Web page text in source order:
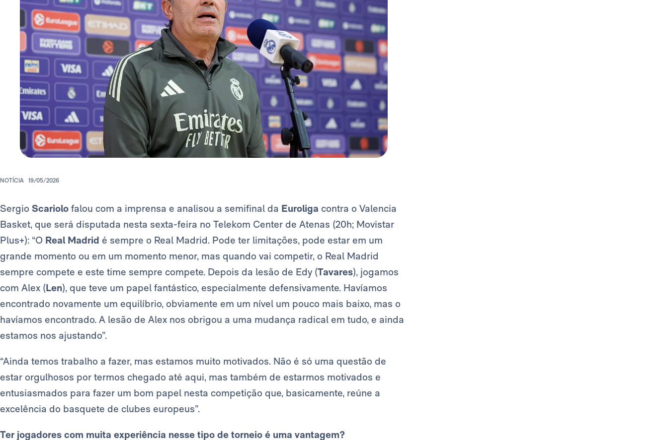
NOTÍCIA 19/05/2026
Sergio Scariolo falou com a imprensa e analisou a semifinal da Euroliga contra o Valencia
Basket, que será disputada nesta sexta-feira no Telekom Center de Atenas (20h; Movistar
Plus+): “O Real Madrid é sempre o Real Madrid. Pode ter limitações, pode estar em um
grande momento ou em um momento menor, mas quando vai competir, o Real Madrid
sempre compete e este time sempre compete. Depois da lesão de Edy (Tavares), jogamos
com Alex (Len), que teve um papel fantástico, especialmente defensivamente. Havíamos
encontrado novamente um equilíbrio, obviamente em um nível um pouco mais baixo, mas o
havíamos encontrado. A lesão de Alex nos obrigou a uma mudança radical em tudo, e ainda
estamos nos ajustando”.
“Ainda temos trabalho a fazer, mas estamos muito motivados. Não é só uma questão de
estar orgulhosos por termos chegado até aqui, mas também de estarmos motivados e
entusiasmados para fazer um bom papel nesta competição que, basicamente, reúne a
excelência do basquete de clubes europeus”.
Ter jogadores com muita experiência nesse tipo de torneio é uma vantagem?